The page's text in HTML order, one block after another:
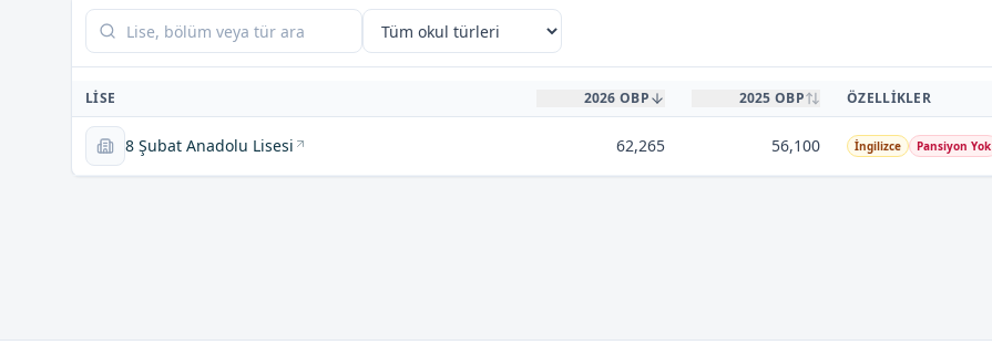
Tabloda ara
LISE 2026 OBP 2025 OBP ÖZELLIKLER
8 Şubat Anadolu Lisesi 62,265 56,100 İngilizce Pansiyon Yok